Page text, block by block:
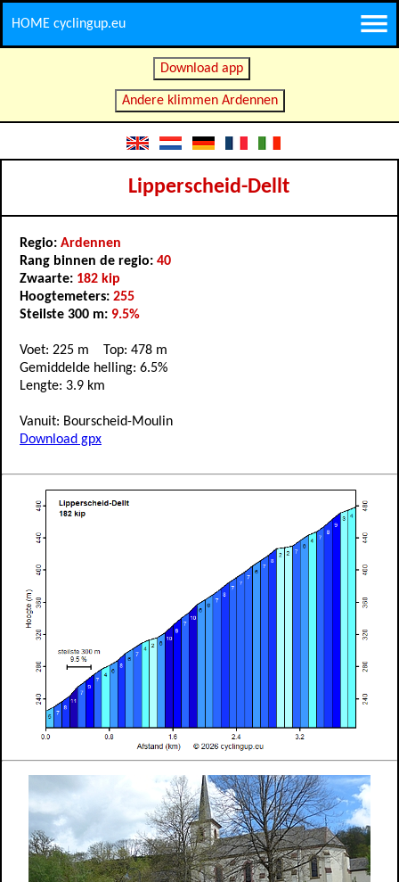
HOME cyclingup.eu
Download app
Andere klimmen Ardennen
Lipperscheid-Dellt
Regio: Ardennen
Rang binnen de regio: 40
Zwaarte: 182 kip
Hoogtemeters: 255
Steilste 300 m: 9.5%
Voet: 225 m Top: 478 m
Gemiddelde helling: 6.5%
Lengte: 3.9 km
Vanuit: Bourscheid-Moulin
Download gpx